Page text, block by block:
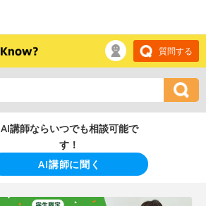
質問する
AI講師ならいつでも相談可能で
す！
AI講師に聞く